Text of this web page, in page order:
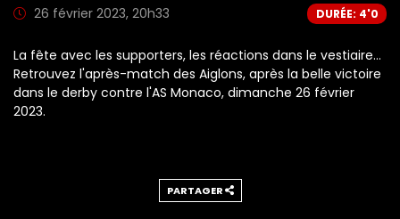
26 février 2023, 20h33 DURÉE: 4'0
La fête avec les supporters, les réactions dans le vestiaire...
Retrouvez l'après-match des Aiglons, après la belle victoire
dans le derby contre l'AS Monaco, dimanche 26 février
2023.
PARTAGER